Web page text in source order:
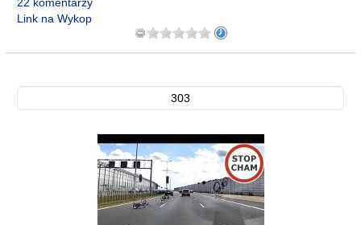
Link na Wykop
303